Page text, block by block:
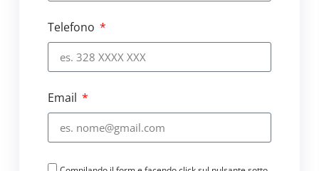
Telefono
Email